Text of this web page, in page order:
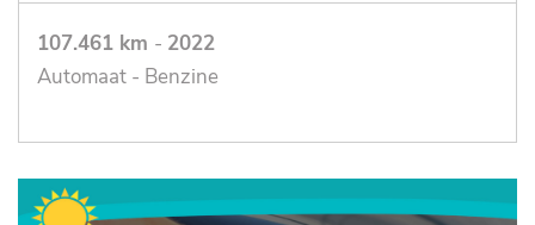
107.461 km - 2022
Automaat - Benzine